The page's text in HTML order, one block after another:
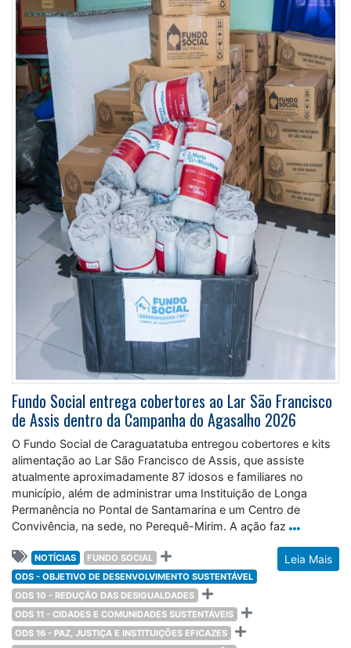
Fundo Social entrega cobertores ao Lar São Francisco
de Assis dentro da Campanha do Agasalho 2026
O Fundo Social de Caraguatatuba entregou cobertores e kits
alimentação ao Lar São Francisco de Assis, que assiste
atualmente aproximadamente 87 idosos e familiares no
município, além de administrar uma Instituição de Longa
Permanência no Pontal de Santamarina e um Centro de
Convivência, na sede, no Perequê-Mirim. A ação faz
Leia Mais
NOTÍCIAS
FUNDO SOCIAL
ODS - OBJETIVO DE DESENVOLVIMENTO SUSTENTÁVEL
ODS 10 - REDUÇÃO DAS DESIGUALDADES
ODS 11 - CIDADES E COMUNIDADES SUSTENTÁVEIS
ODS 16 - PAZ, JUSTIÇA E INSTITUIÇÕES EFICAZES